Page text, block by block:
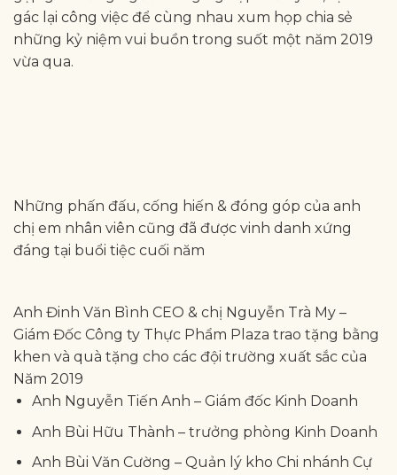
gác lại công việc để cùng nhau xum họp chia sẻ
những kỷ niệm vui buồn trong suốt một năm 2019
vừa qua.
Những phấn đấu, cống hiến & đóng góp của anh
chị em nhân viên cũng đã được vinh danh xứng
đáng tại buổi tiệc cuối năm
Anh Đinh Văn Bình CEO & chị Nguyễn Trà My –
Giám Đốc Công ty Thực Phẩm Plaza trao tặng bằng
khen và quà tặng cho các đội trường xuất sắc của
Năm 2019
Anh Nguyễn Tiến Anh – Giám đốc Kinh Doanh
Anh Bùi Hữu Thành – trưởng phòng Kinh Doanh
Anh Bùi Văn Cường – Quản lý kho Chi nhánh Cự